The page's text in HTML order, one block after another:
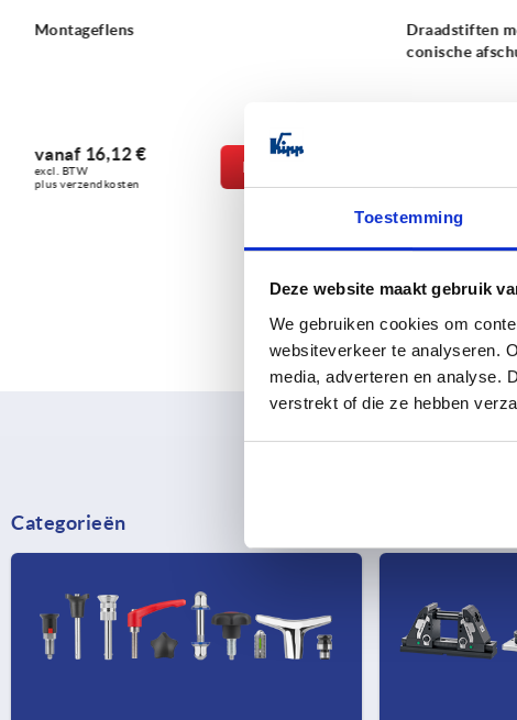
Toestemming
Deze website maakt gebruik
We gebruiken cookies om
websiteverkeer te analyseren.
media, adverteren en analyse.
verstrekt of die ze hebben
Draadstiften met binnenzeskant en
vanaf 0,11 €
excl. BTW
plus verzendkosten
DETAILS
Sluitschroeven
Categorieën